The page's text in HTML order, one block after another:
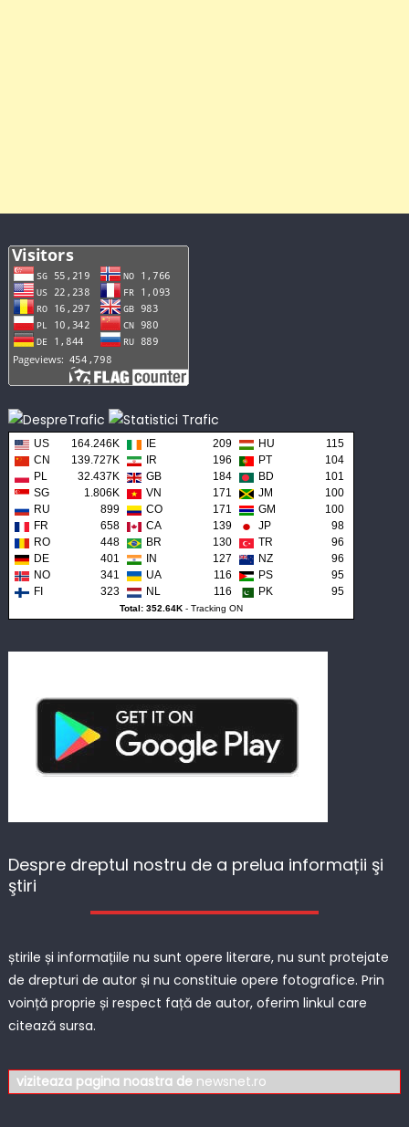
US 164.246K IE 209 HU
115
CN
139.727K IR 196 PT
104
PL
32.437K GB 184 BD
101
SG
1.806K VN 171 JM
100
RU
899 CO 171 GM
100
FR
658 CA 139 JP
98
RO
448 BR 130 TR
96
DE
401 IN 127 NZ
96
NO
341 UA 116 PS
95
FI
323 NL 116 PK 95
Total: 352.64K- Tracking ON
Despre dreptul nostru de a prelua informații şi
ştiri
știrile și informațiile nu sunt opere literare, nu sunt protejate
de drepturi de autor și nu constituie opere fotografice. Prin
voință proprie și respect față de autor, oferim linkul care
citează sursa.
viziteaza pagina noastra de newsnet.ro